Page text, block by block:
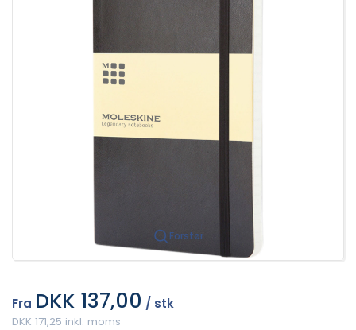
Forstør
Fra DKK 137,00 / stk
DKK 171,25 inkl. moms